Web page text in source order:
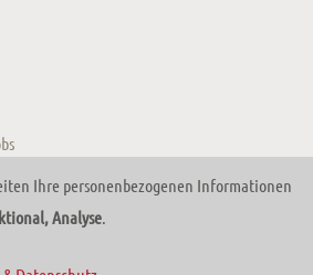
von
TRADECOM Digital Solutions GmbH
Ihre personenbezogenen Informationen
Analyse.